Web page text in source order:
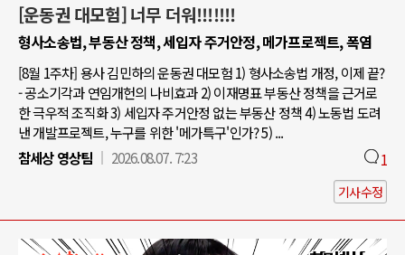
[운동권 대모험] 너무 더워!!!!!!!
형사소송법, 부동산 정책, 세입자 주거안정, 메가프로젝트, 폭염
[8월 1주차] 용사 김민하의 운동권 대모험 1) 형사소송법 개정, 이제 끝?
- 공소기각과 연임개헌의 나비효과 2) 이재명표 부동산 정책을 근거로
한 극우적 조직화 3) 세입자 주거안정 없는 부동산 정책 4) 노동법 도려
낸 개발프로젝트, 누구를 위한 '메가특구'인가? 5) ...
참세상 영상팀
2026.08.07. 7:23 1
기사수정